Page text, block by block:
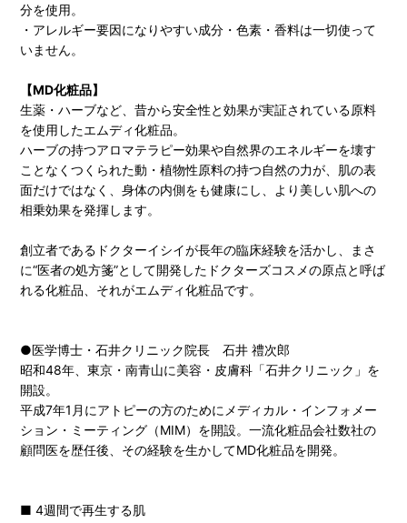
分を使用。
・アレルギー要因になりやすい成分・色素・香料は一切使って
いません。
【MD化粧品】
生薬・ハーブなど、昔から安全性と効果が実証されている原料
を使用したエムディ化粧品。
ハーブの持つアロマテラピー効果や自然界のエネルギーを壊す
ことなくつくられた動・植物性原料の持つ自然の力が、肌の表
面だけではなく、身体の内側をも健康にし、より美しい肌への
相乗効果を発揮します。
創立者であるドクターイシイが長年の臨床経験を活かし、まさ
に“医者の処方箋”として開発したドクターズコスメの原点と呼ば
れる化粧品、それがエムディ化粧品です。
●医学博士・石井クリニック院長 石井 禮次郎
昭和48年、東京・南青山に美容・皮膚科「石井クリニック」を
開設。
平成7年1月にアトピーの方のためにメディカル・インフォメー
ション・ミーティング（MIM）を開設。一流化粧品会社数社の
顧問医を歴任後、その経験を生かしてMD化粧品を開発。
■ 4週間で再生する肌